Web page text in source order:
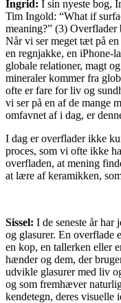
Ingrid: I sin nyeste bog,
Tim Ingold: “What if
meaning?” (3)
Når vi ser meget tæt på
en regnjakke, en iPhone-
globale relationer, magt
mineraler kommer fra
ofte er fare for liv og
vi ser på en af de mange
omfavnet af i dag, er
I dag er overflader ikke
proces, som vi ofte ikke
overfladen, at mening
at lære af keramikken,
Sissel: I de seneste år
og glasurer. En overflade
en kop, en tallerken eller
hænder og dem, der
udvikle glasurer med liv
og som fremhæver
kendetegn, deres visuelle